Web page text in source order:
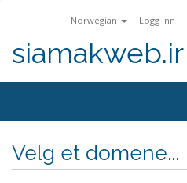
Norwegian Logg inn
Velg et domene...